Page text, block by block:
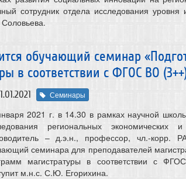
сотрудник отдела исследования
обучающий семинар
в соответствии с ФГОС ВО
Семинары
2021 г. в 14.30 в рамках научной
региональных экономических
– д.э.н., профессор, чл.-корр.
семинара для преподавателей
магистратуры в соответствии с
м.н.с. С.Ю. Егорихина.